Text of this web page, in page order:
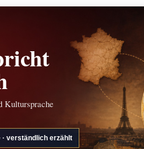
Kultursprache
verständlich erzählt